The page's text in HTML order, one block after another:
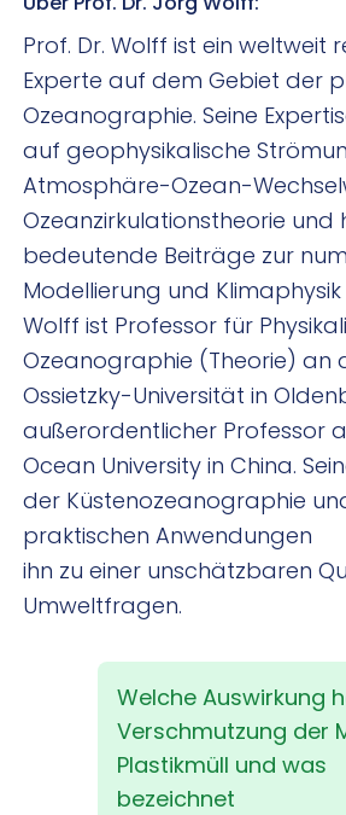
Prof. Dr. Wolff ist ein weltweit
Experte auf dem Gebiet der
Ozeanographie. Seine
auf geophysikalische
Atmosphäre-Ozean-
Ozeanzirkulationstheorie und
bedeutende Beiträge zur
Modellierung und
Wolff ist Professor für
Ozeanographie (Theorie) an
Ossietzky-Universität in
außerordentlicher Professor
Ocean University in China.
der Küstenozeanographie
praktischen Anwendungen
ihn zu einer unschätzbaren
Umweltfragen.
Welche Auswirkung
Verschmutzung der
Plastikmüll und was
bezeichnet